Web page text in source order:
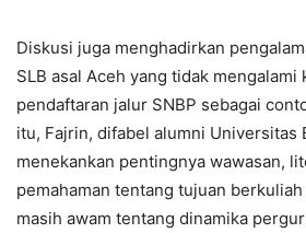
Diskusi juga menghadirkan
SLB asal Aceh yang tidak mengalami
pendaftaran jalur SNBP sebagai
itu, Fajrin, difabel alumni Universitas
menekankan pentingnya wawasan,
pemahaman tentang tujuan
masih awam tentang dinamika